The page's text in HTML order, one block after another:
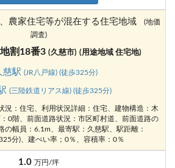
農家住宅等が混在する住宅地域
(地価
調査)
割18番3 (久慈市) (用途地域 住宅地)
慈駅 (JR八戸線) (徒歩325分)
(三陸鉄道リアス線) (徒歩325分)
況：住宅、利用状況詳細：住宅、建物構造：木
0階、前面道路状況：市区町村道、前面道路の
の幅員：6.1m、最寄駅：久慈駅、駅距離：
分)、建ぺい率；0％、容積率：0％
1.0 万円/坪